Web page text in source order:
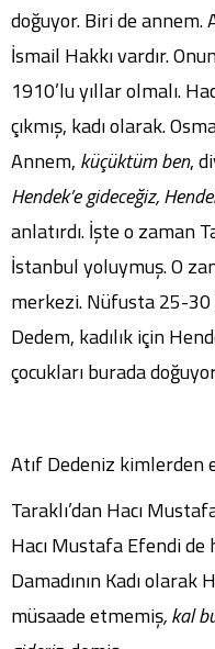
doğuyor. Biri de annem.
İsmail Hakkı vardır.
1910’lu yıllar olmalı.
çıkmış, kadı olarak.
Annem, küçüktüm ben,
Hendek’e gideceğiz,
anlatırdı. İşte o zaman
İstanbul yoluymuş. O
merkezi. Nüfusta 25-30
Dedem, kadılık için
çocukları burada
Atıf Dedeniz kimlerden
Taraklı’dan Hacı
Hacı Mustafa Efendi de
Damadının Kadı
müsaade etmemiş, kal